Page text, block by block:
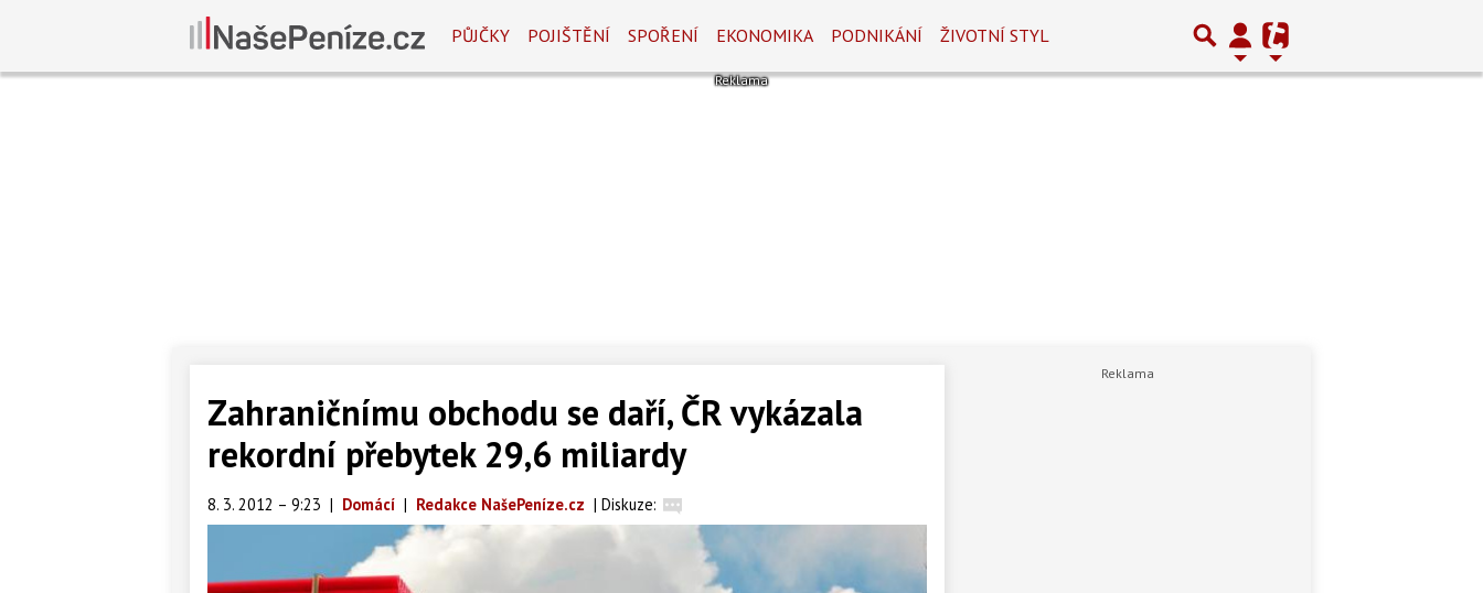
PŮJČKY POJIŠTĚNÍ SPOŘENÍ EKONOMIKA PODNIKÁNÍ ŽIVOTNÍ STYL
Zahraničnímu obchodu se daří, ČR vykázala
rekordní přebytek 29,6 miliardy
8. 3. 2012 – 9:23 | Domácí | Redakce NašePeníze.cz | Diskuze: